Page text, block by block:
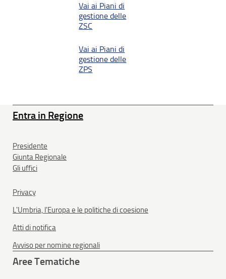
Vai ai Piani di
gestione delle
ZSC
Vai ai Piani di
gestione delle
ZPS
Entra in Regione
Presidente
Giunta Regionale
Gli uffici
Privacy
L'Umbria, l'Europa e le politiche di coesione
Atti di notifica
Avviso per nomine regionali
Aree Tematiche